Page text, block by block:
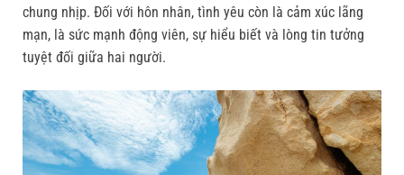
chung nhịp. Đối với hôn nhân, tình yêu còn là cảm xúc lãng
mạn, là sức mạnh động viên, sự hiểu biết và lòng tin tưởng
tuyệt đối giữa hai người.